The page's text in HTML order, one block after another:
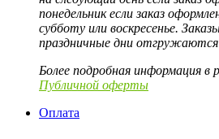
понедельник если заказ
субботу или воскресенье.
праздничные дни отгружаются
Более подробная информация в
Публичной оферты
Оплата